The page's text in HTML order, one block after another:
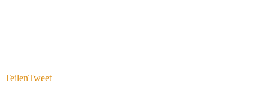
TeilenTweet